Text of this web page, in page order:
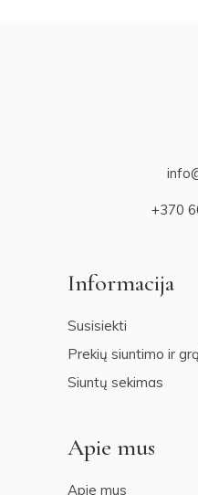
+370
Informacija
Susisiekti
Prekių siuntimo ir
Siuntų sekimas
Apie mus
Apie mus